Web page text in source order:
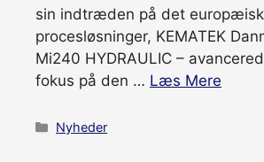
sin indtræden på det
procesløsninger, KEMATEK
Mi240 HYDRAULIC –
fokus på den … Læs Mere
Kategorier
Nyheder